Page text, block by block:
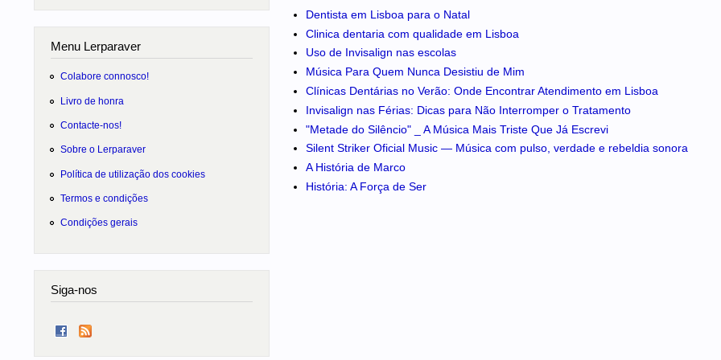
Dentista em Lisboa para o Natal
Clinica dentaria com qualidade em Lisboa
Uso de Invisalign nas escolas
Música Para Quem Nunca Desistiu de Mim
Clínicas Dentárias no Verão: Onde Encontrar Atendimento em Lisboa
Invisalign nas Férias: Dicas para Não Interromper o Tratamento
"Metade do Silêncio" _ A Música Mais Triste Que Já Escrevi
Silent Striker Oficial Music — Música com pulso, verdade e rebeldia sonora
A História de Marco
História: A Força de Ser
Menu Lerparaver
Colabore connosco!
Livro de honra
Contacte-nos!
Sobre o Lerparaver
Política de utilização dos cookies
Termos e condições
Condições gerais
Siga-nos